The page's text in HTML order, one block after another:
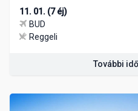
11. 01. (7 éj)
BUD
Reggeli
További